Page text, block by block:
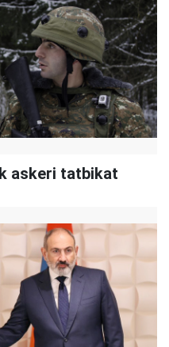
askeri tatbikat